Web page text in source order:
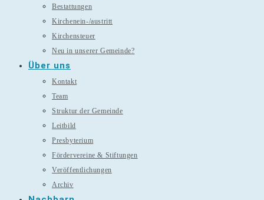
Bestattungen
Kirchenein-/austritt
Kirchensteuer
Neu in unserer Gemeinde?
Über uns
Kontakt
Team
Struktur der Gemeinde
Leitbild
Presbyterium
Fördervereine & Stiftungen
Veröffentlichungen
Archiv